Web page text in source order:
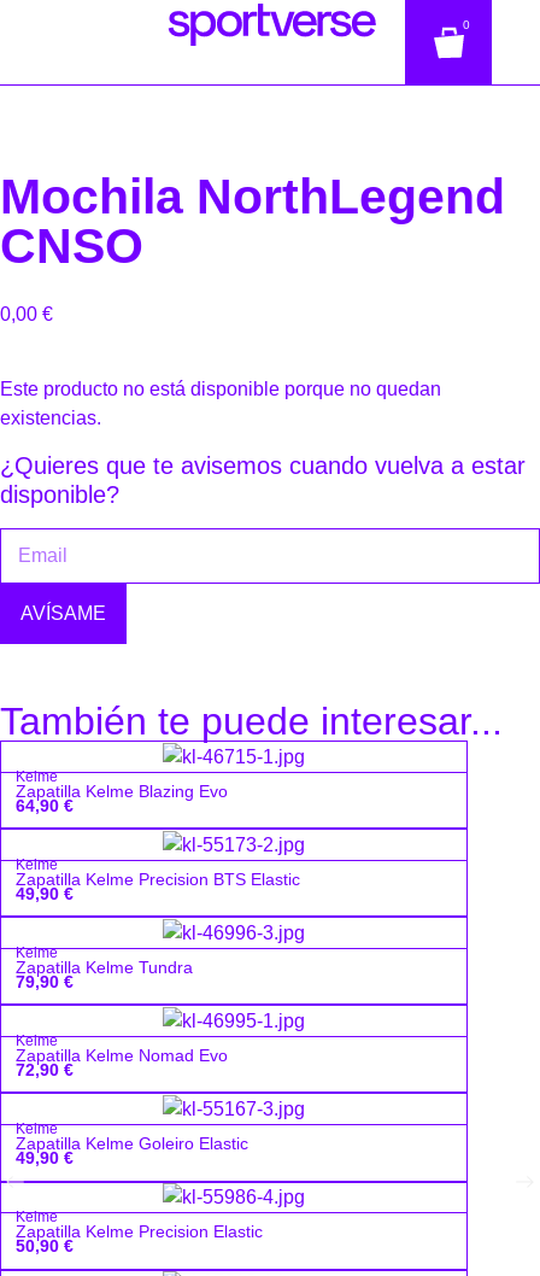
0
Mochila NorthLegend
CNSO
0,00 €
Este producto no está disponible porque no quedan
existencias.
¿Quieres que te avisemos cuando vuelva a estar
disponible?
AVÍSAME
También te puede interesar...
Kelme
Zapatilla Kelme Blazing Evo
64,90 €
Kelme
Zapatilla Kelme Precision BTS Elastic
49,90 €
Kelme
Zapatilla Kelme Tundra
79,90 €
Kelme
Zapatilla Kelme Nomad Evo
72,90 €
Kelme
Zapatilla Kelme Goleiro Elastic
49,90 €
Kelme
Zapatilla Kelme Precision Elastic
50,90 €